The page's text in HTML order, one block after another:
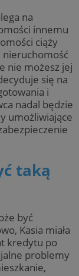
na
innemu
ciąży
nieruchomość
nie możesz jej
się na
i
nadal będzie
umożliwiające
taką
być
Kasia miała
kredytu po
problemy